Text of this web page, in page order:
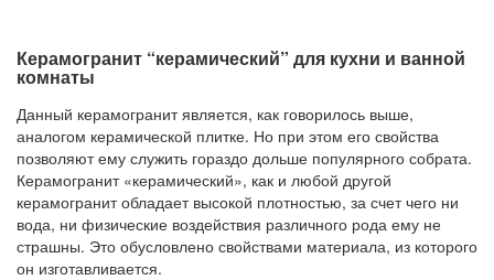
Керамогранит “керамический” для кухни и ванной
комнаты
Данный керамогранит является, как говорилось выше,
аналогом керамической плитке. Но при этом его свойства
позволяют ему служить гораздо дольше популярного собрата.
Керамогранит «керамический», как и любой другой
керамогранит обладает высокой плотностью, за счет чего ни
вода, ни физические воздействия различного рода ему не
страшны. Это обусловлено свойствами материала, из которого
он изготавливается.